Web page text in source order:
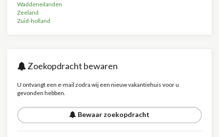
Waddeneilanden
Zeeland
Zuid-holland
Zoekopdracht bewaren
U ontvangt een e-mail zodra wij een nieuw vakantiehuis voor u
gevonden hebben.
Bewaar zoekopdracht